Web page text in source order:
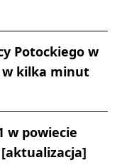
Potockiego w
w kilka minut
w powiecie